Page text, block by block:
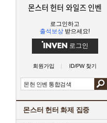
몬스터 헌터 와일즈 인벤
로그인하고
출석보상 받으세요!
로그인
회원가입 ID/PW 찾기
몬스터 헌터 화제 집중